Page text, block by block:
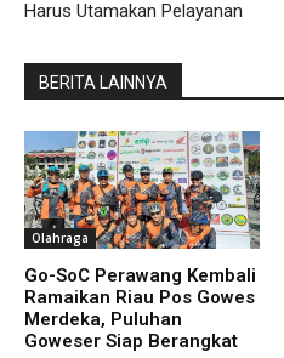
Harus Utamakan Pelayanan
BERITA LAINNYA
Olahraga
Go-SoC Perawang Kembali
Ramaikan Riau Pos Gowes
Merdeka, Puluhan
Goweser Siap Berangkat